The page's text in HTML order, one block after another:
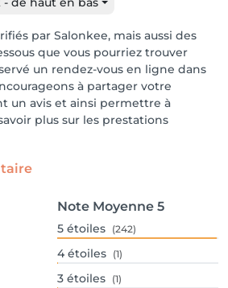
par Salonkee, mais aussi des
que vous pourriez trouver
un rendez-vous en ligne dans
à partager votre
un avis et ainsi permettre à
plus sur les prestations
Note Moyenne 5
5 étoiles (242)
4 étoiles (1)
3 étoiles (1)